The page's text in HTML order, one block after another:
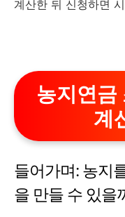
계산한 뒤 신청하면
농지연금
계
들어가며: 농지
을 만들 수 있을